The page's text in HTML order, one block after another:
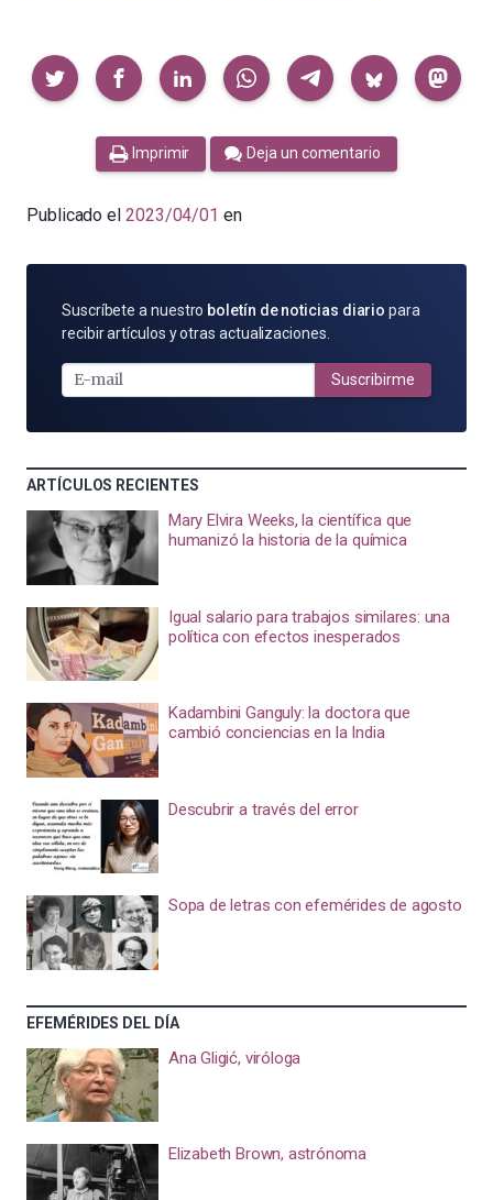
Compartir
Imprimir Deja un comentario
Publicado el 2023/04/01 en
SUSCRÍBETE
POR
MAIL
Suscríbete a nuestro boletín de noticias diario para
recibir artículos y otras actualizaciones.
Suscribirme
ARTÍCULOS RECIENTES
Mary Elvira Weeks, la científica que
humanizó la historia de la química
Igual salario para trabajos similares: una
política con efectos inesperados
Kadambini Ganguly: la doctora que
cambió conciencias en la India
Descubrir a través del error
Sopa de letras con efemérides de agosto
EFEMÉRIDES DEL DÍA
Ana Gligić, viróloga
Elizabeth Brown, astrónoma